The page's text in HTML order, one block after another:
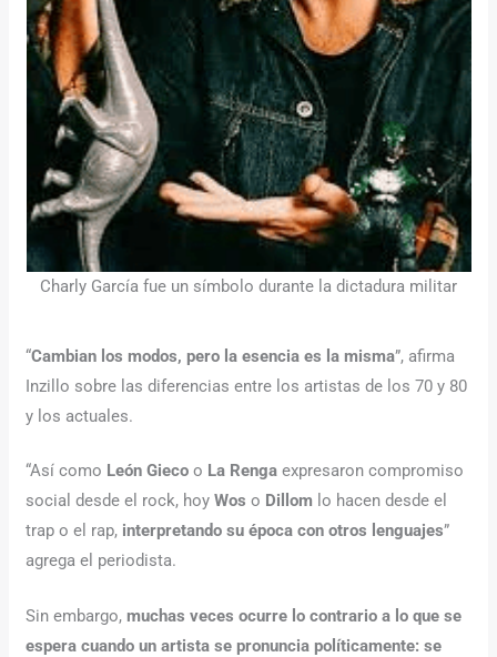
Charly García fue un símbolo durante la dictadura militar
“Cambian los modos, pero la esencia es la misma”, afirma
Inzillo sobre las diferencias entre los artistas de los 70 y 80
y los actuales.
“Así como León Gieco o La Renga expresaron compromiso
social desde el rock, hoyWoso Dillom lo hacen desde el
trap o el rap, interpretando su época con otros lenguajes”
agrega el periodista.
Sin embargo,muchas veces ocurre lo contrario a lo que se
espera cuando un artista se pronuncia políticamente: se